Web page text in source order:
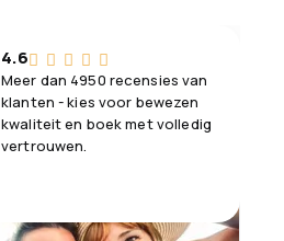
4.6
Meer dan 4950 recensies van
klanten - kies voor bewezen
kwaliteit en boek met volledig
vertrouwen.